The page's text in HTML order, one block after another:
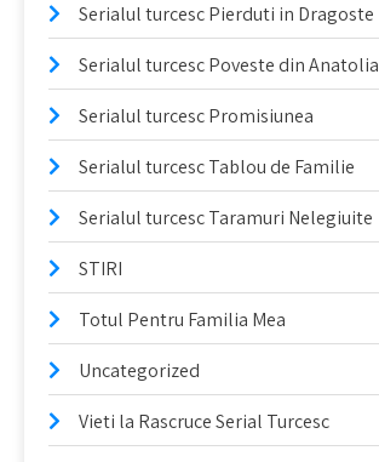
Serialul turcesc Pierduti in Dragoste
Serialul turcesc Poveste din Anatolia
Serialul turcesc Promisiunea
Serialul turcesc Tablou de Familie
Serialul turcesc Taramuri Nelegiuite
STIRI
Totul Pentru Familia Mea
Uncategorized
Vieti la Rascruce Serial Turcesc